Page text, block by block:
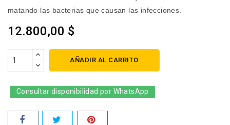
matando las bacterias que causan las infecciones.
12.800,00 $
AÑADIR AL CARRITO
Consultar disponibilidad por WhatsApp